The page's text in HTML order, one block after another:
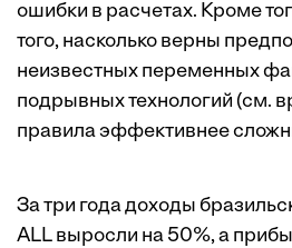
ошибки в расчетах. Кроме
того, насколько верны
неизвестных переменных
подрывных технологий (см.
правила эффективнее
За три года доходы
ALL выросли на 50%, а